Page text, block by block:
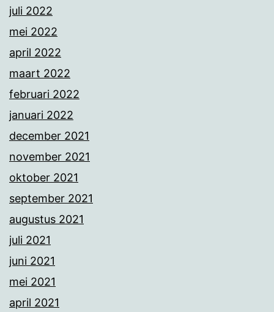
juli 2022
mei 2022
april 2022
maart 2022
februari 2022
januari 2022
december 2021
november 2021
oktober 2021
september 2021
augustus 2021
juli 2021
juni 2021
mei 2021
april 2021